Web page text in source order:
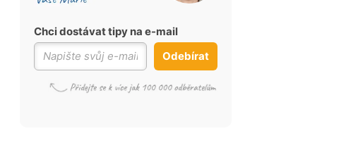
Chci dostávat tipy na e-mail
Odebírat